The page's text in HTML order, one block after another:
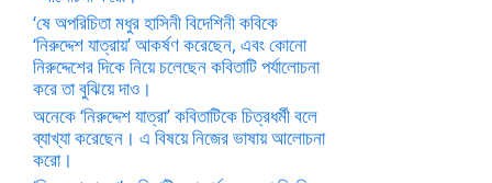
‘ষে অপরিচিতা মধুর হাসিনী বিদেশিনী কবিকে
‘নিরুদ্দেশ যাত্রায়’ আকর্ষণ করেছেন, এবং কোনো
নিরুদ্দেশের দিকে নিয়ে চলেছেন কবিতাটি পর্যালোচনা
করে তা বুঝিয়ে দাও।
অনেকে ‘নিরুদ্দেশ যাত্রা’ কবিতাটিকে চিত্রধর্মী বলে
ব্যাখ্যা করেছেন। এ বিষয়ে নিজের ভাষায় আলোচনা
করো।